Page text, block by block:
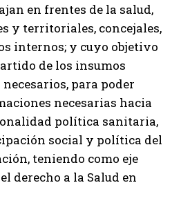
en frentes de la salud,
y territoriales, concejales,
internos; y cuyo objetivo
de los insumos
para poder
necesarias hacia
política sanitaria,
social y política del
teniendo como eje
derecho a la Salud en